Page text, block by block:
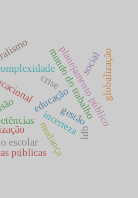
educação
mundo do trabalho
planejamento público
gestão
incerteza
crise
mudança
globalização
social
ldb
escolar
públicas